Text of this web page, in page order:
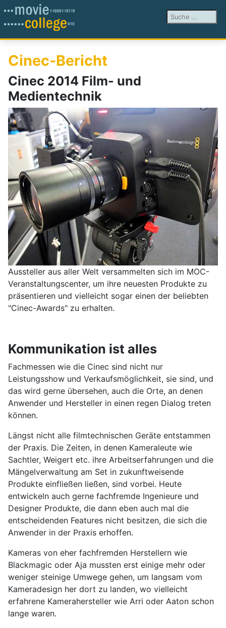
Suchen ...
Cinec-Bericht
Cinec 2014 Film- und
Medientechnik
Aussteller aus aller Welt versammelten sich im MOC-
Veranstaltungscenter, um ihre neuesten Produkte zu
präsentieren und vielleicht sogar einen der beliebten
"Cinec-Awards" zu erhalten.
Kommunikation ist alles
Fachmessen wie die Cinec sind nicht nur
Leistungsshow und Verkaufsmöglichkeit, sie sind, und
das wird gerne übersehen, auch die Orte, an denen
Anwender und Hersteller in einen regen Dialog treten
können.
Längst nicht alle filmtechnischen Geräte entstammen
der Praxis. Die Zeiten, in denen Kameraleute wie
Sachtler, Weigert etc. ihre Arbeitserfahrungen und die
Mängelverwaltung am Set in zukunftweisende
Produkte einfließen ließen, sind vorbei. Heute
entwickeln auch gerne fachfremde Ingenieure und
Designer Produkte, die dann eben auch mal die
entscheidenden Features nicht besitzen, die sich die
Anwender in der Praxis erhoffen.
Kameras von eher fachfremden Herstellern wie
Blackmagic oder Aja mussten erst einige mehr oder
weniger steinige Umwege gehen, um langsam vom
Kameradesign her dort zu landen, wo vielleicht
erfahrene Kamerahersteller wie Arri oder Aaton schon
lange waren.